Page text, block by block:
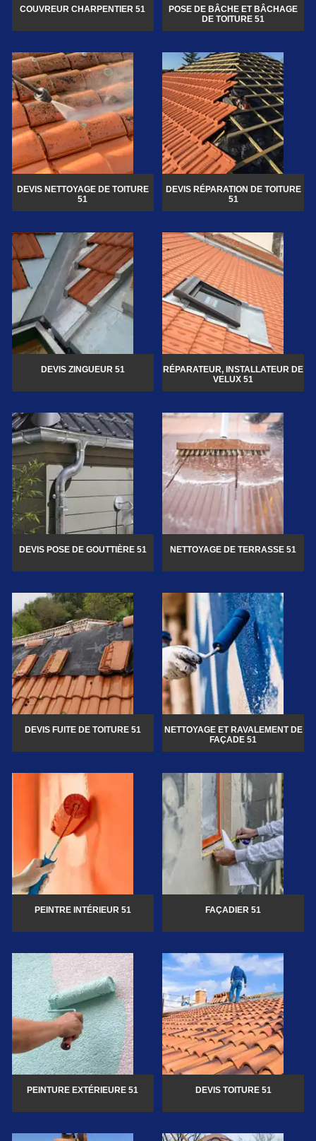
COUVREUR CHARPENTIER 51
POSE DE BÂCHE ET BÂCHAGE
DE TOITURE 51
DEVIS NETTOYAGE DE TOITURE
51
DEVIS RÉPARATION DE TOITURE
51
DEVIS ZINGUEUR 51
RÉPARATEUR, INSTALLATEUR DE
VELUX 51
DEVIS POSE DE GOUTTIÈRE 51 NETTOYAGE DE TERRASSE 51
DEVIS FUITE DE TOITURE 51
NETTOYAGE ET RAVALEMENT DE
FAÇADE 51
PEINTRE INTÉRIEUR 51 FAÇADIER 51
PEINTURE EXTÉRIEURE 51 DEVIS TOITURE 51